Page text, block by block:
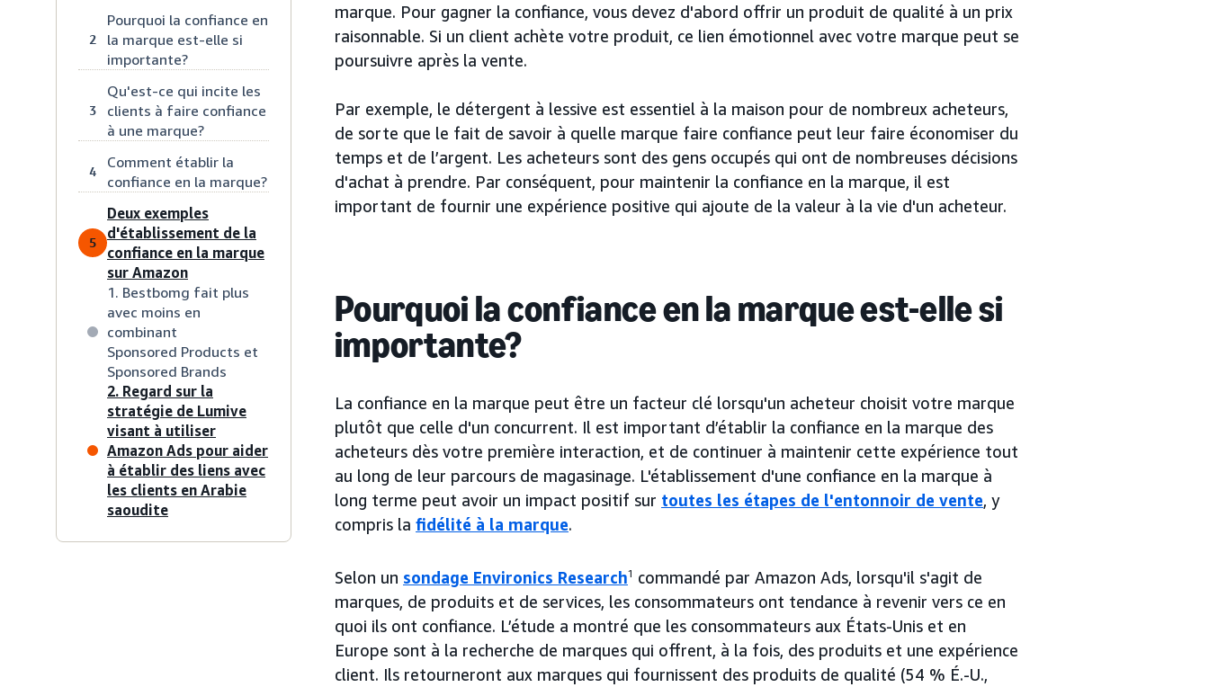
2
Pourquoi la confiance en
la marque est-elle si
importante?
3
Qu'est-ce qui incite les
clients à faire confiance
à une marque?
4
Comment établir la
confiance en la marque?
5
Deux exemples
d'établissement de la
confiance en la marque
sur Amazon
1. Bestbomg fait plus
avec moins en
combinant
Sponsored Products et
Sponsored Brands
2. Regard sur la
stratégie de Lumive
visant à utiliser
Amazon Ads pour aider
à établir des liens avec
les clients en Arabie
saoudite
marque. Pour gagner la confiance, vous devez d'abord offrir un produit de qualité à un prix
raisonnable. Si un client achète votre produit, ce lien émotionnel avec votre marque peut se
poursuivre après la vente.
Par exemple, le détergent à lessive est essentiel à la maison pour de nombreux acheteurs,
de sorte que le fait de savoir à quelle marque faire confiance peut leur faire économiser du
temps et de l’argent. Les acheteurs sont des gens occupés qui ont de nombreuses décisions
d'achat à prendre. Par conséquent, pour maintenir la confiance en la marque, il est
important de fournir une expérience positive qui ajoute de la valeur à la vie d'un acheteur.
Pourquoi la confiance en la marque est-elle si
importante?
La confiance en la marque peut être un facteur clé lorsqu'un acheteur choisit votre marque
plutôt que celle d'un concurrent. Il est important d’établir la confiance en la marque des
acheteurs dès votre première interaction, et de continuer à maintenir cette expérience tout
au long de leur parcours de magasinage. L'établissement d'une confiance en la marque à
long terme peut avoir un impact positif sur toutes les étapes de l'entonnoir de vente, y
compris la fidélité à la marque.
Selon un sondage Environics Research1
commandé par Amazon Ads, lorsqu'il s'agit de
marques, de produits et de services, les consommateurs ont tendance à revenir vers ce en
quoi ils ont confiance. L’étude a montré que les consommateurs aux États-Unis et en
Europe sont à la recherche de marques qui offrent, à la fois, des produits et une expérience
client. Ils retourneront aux marques qui fournissent des produits de qualité (54 % É.-U.,